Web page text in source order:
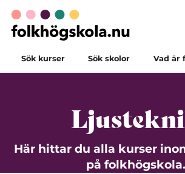
Sök kurser Sök skolor Vad är
Här hittar du alla kurser
på folkhögskola.